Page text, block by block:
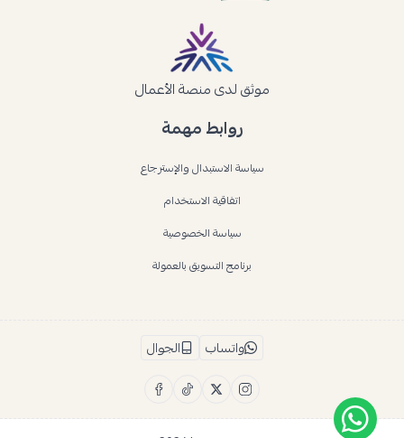
روابط مهمة
سياسة الاستبدال والإسترجاع
اتفاقية الاستخدام
سياسة الخصوصية
برنامج التسويق بالعمولة
موثق لدى منصة الأعمال
واتساب الجوال